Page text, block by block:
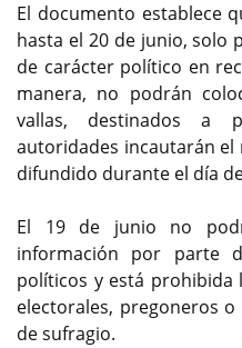
El documento establece
hasta el 20 de junio, solo
de carácter político en
manera, no podrán
vallas, destinados a
autoridades incautarán
difundido durante el día
El 19 de junio no
información por parte
políticos y está prohibida
electorales, pregoneros
de sufragio.